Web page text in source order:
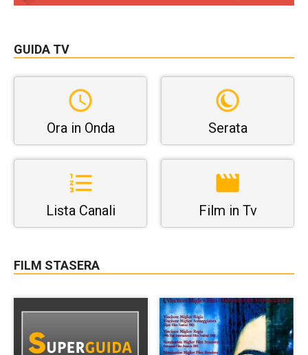
GUIDA TV
Ora in Onda Serata
Lista Canali Film in Tv
FILM STASERA